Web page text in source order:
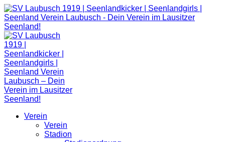
Zum
Inhalt
springen
Verein
Verein
Stadion